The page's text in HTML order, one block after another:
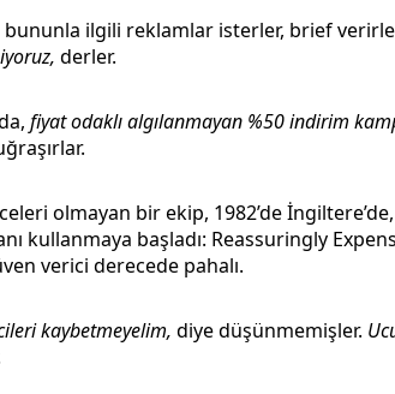
ilgili reklamlar isterler, brief
derler.
fiyat odaklı algılanmayan %50 indirim
olmayan bir ekip, 1982’de
kullanmaya başladı: Reassuringly
verici derecede pahalı.
kaybetmeyelim, diye düşünmemişler.